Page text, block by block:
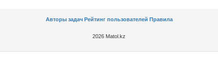
Авторы задач Рейтинг пользователей Правила
2026 Matol.kz